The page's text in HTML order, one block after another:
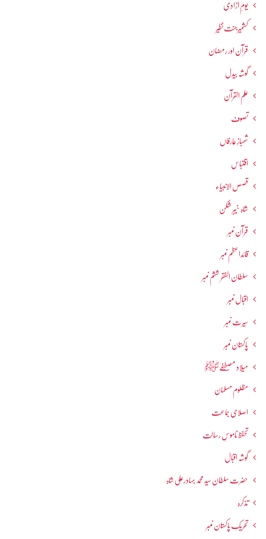
یومِ آزادی
کشمیرجنت نظیر
قرآن اور رمضان
گوشہ بیدل
علم القرآن
تصوف
شھبازِ عارفاں
اقتباس
قصص الانبیاء
شاہ خیبر شکن
قرآن نمبر
قائداعظم نمبر
سلطان الفقر ششم نمبر
اقبال نمبر
سیرت نمبر
پاکستان نمبر
میلاد مصطفےٰﷺ
مظلوم مسلمان
اصلاحی جماعت
تحفظ ناموسِ رسالت
گوشہ اقبال
حضرت سلطان سید محمد بہادرعلی شاہ
تذکرہ
تحریکِ پاکستان نمبر